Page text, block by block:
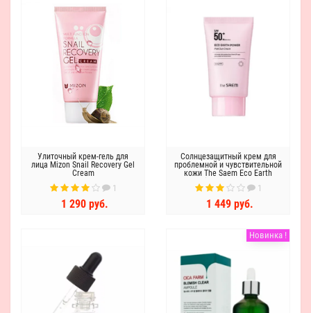
Улиточный крем-гель для
лица Mizon Snail Recovery Gel
Cream
1
1 290 руб.
Солнцезащитный крем для
проблемной и чувствительной
кожи The Saem Eco Earth
Power Pink Sun Cream EX SPF
50 PA++++
1
1 449 руб.
Новинка !